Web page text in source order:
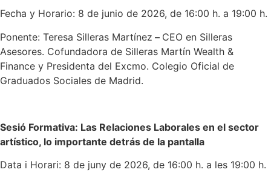
Fecha y Horario: 8 de junio de 2026, de 16:00 h. a 19:00 h.
Ponente: Teresa Silleras Martínez – CEO en Silleras
Asesores. Cofundadora de Silleras Martín Wealth &
Finance y Presidenta del Excmo. Colegio Oficial de
Graduados Sociales de Madrid.
Sesió Formativa: Las Relaciones Laborales en el sector
artístico, lo importante detrás de la pantalla
Data i Horari: 8 de juny de 2026, de 16:00 h. a les 19:00 h.